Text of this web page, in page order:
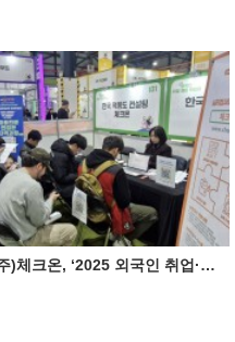
(주)체크온, ‘2025 외국인 취업·채용 박람회’ 성료 ♥